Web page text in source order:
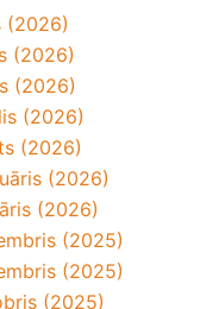
(2026)
(2026)
(2026)
(2026)
(2026)
(2026)
(2026)
(2025)
(2025)
(2025)